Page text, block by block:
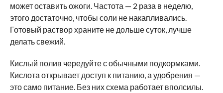
может оставить ожоги. Частота — 2 раза в неделю,
этого достаточно, чтобы соли не накапливались.
Готовый раствор храните не дольше суток, лучше
делать свежий.
Кислый полив чередуйте с обычными подкормками.
Кислота открывает доступ к питанию, а удобрения —
это само питание. Без них схема работает вполсилы.